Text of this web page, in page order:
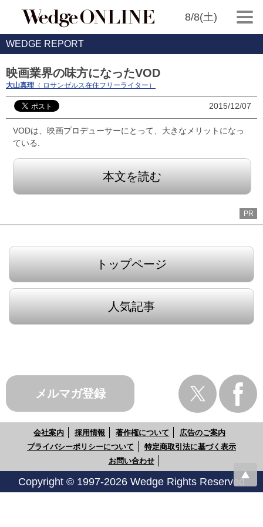
8/8(土)
WEDGE REPORT
映画業界の味方になったVOD
大山真理 （ ロサンゼルス在住フリーライター）
2015/12/07
VODは、映画プロデューサーにとって、大きなメリットになっ
ている.
本文を読む
PR
トップページ
人気記事
メルマガ登録
会社案内 採用情報 著作権について
広告のご案内
プライバシーポリシーについて
特定商取引法に基づく表示
お問い合わせ
Copyright © 1997-2026 Wedge Rights Reserved